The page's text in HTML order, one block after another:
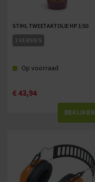
STIHL TWEETAKTOLIE HP 1:50
1 VERSIES
Op voorraad
€43,94
BEKIJKEN